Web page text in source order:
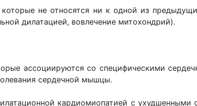
не относятся ни к одной из
дилатацией, вовлечение митохондрий).
ассоциируются со специфическими
сердечной мышцы.
кардиомиопатией с ухудшенными